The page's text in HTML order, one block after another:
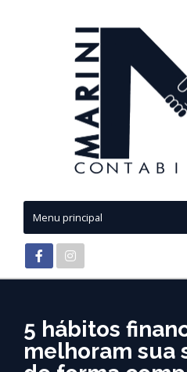
Menu principal
5 hábitos
melhoram sua